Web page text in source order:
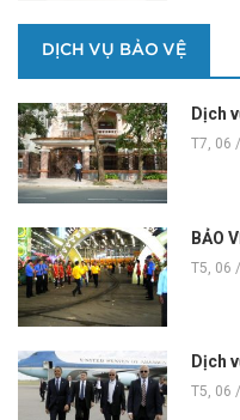
DỊCH VỤ BẢO VỆ
Dịch
T7, 06
BẢO
T5, 06
Dịch
T5, 06